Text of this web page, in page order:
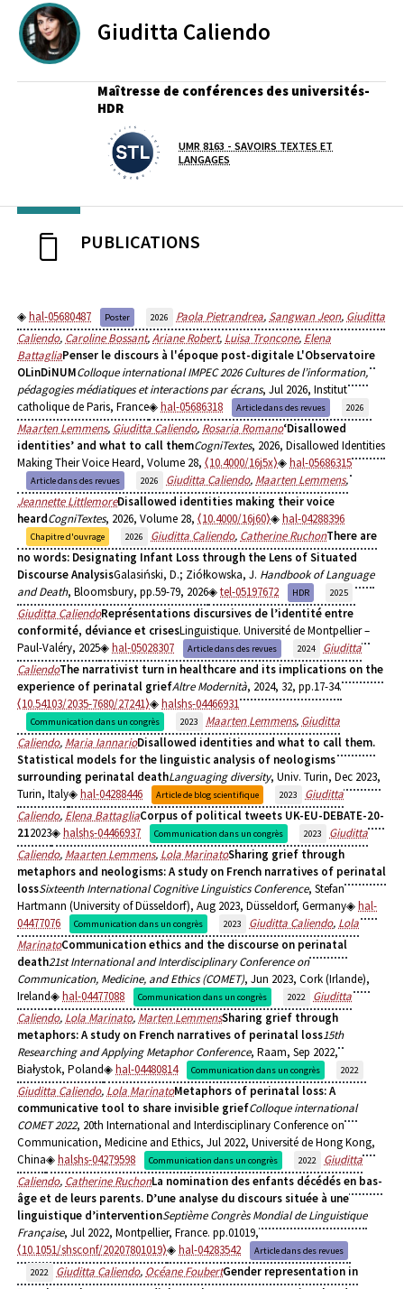
Giuditta Caliendo
Maîtresse de conférences des universités-
HDR
Laboratoire / équipe
UMR 8163 - SAVOIRS TEXTES ET
LANGAGES
PUBLICATIONS
hal-05680487 Poster 2026 Paola Pietrandrea, Sangwan Jeon, Giuditta
Caliendo, Caroline Bossant,Ariane Robert, Luisa Troncone, Elena
BattagliaPenser le discours à l'époque post-digitale L'Observatoire
OLinDiNUMColloque international IMPEC 2026 Cultures de l’information,
pédagogies médiatiques et interactions par écrans, Jul 2026, Institut
catholique de Paris, France
hal-05686318 Article dans des revues 2026
Maarten Lemmens, Giuditta Caliendo, Rosaria Romano‘Disallowed
identities’ and what to call themCogniTextes, 2026, Disallowed Identities
Making Their Voice Heard, Volume 28, ⟨10.4000/16j5x⟩ hal-05686315
Article dans des revues 2026 Giuditta Caliendo, Maarten Lemmens,
Jeannette LittlemoreDisallowed identities making their voice
heardCogniTextes, 2026, Volume 28, ⟨10.4000/16j60⟩ hal-04288396
Chapitre d'ouvrage 2026 Giuditta Caliendo, Catherine RuchonThere are
no words: Designating Infant Loss through the Lens of Situated
Discourse AnalysisGalasiński, D.; Ziółkowska, J. Handbook of Language
and Death, Bloomsbury, pp.59-79, 2026 tel-05197672 HDR 2025
Giuditta CaliendoReprésentations discursives de l’identité entre
conformité, déviance et crisesLinguistique. Université de Montpellier –
Paul-Valéry, 2025
hal-05028307 Article dans des revues 2024
Giuditta
CaliendoThe narrativist turn in healthcare and its implications on the
experience of perinatal griefAltre Modernità, 2024, 32, pp.17-34.
⟨10.54103/2035-7680/27241⟩
halshs-04466931
Communication dans un congrès 2023 Maarten Lemmens, Giuditta
Caliendo, Maria IannarioDisallowed identities and what to call them.
Statistical models for the linguistic analysis of neologisms
surrounding perinatal deathLanguaging diversity, Univ. Turin, Dec 2023,
Turin, Italy
hal-04288446 Article de blog scientifique 2023
Giuditta
Caliendo, Elena BattagliaCorpus of political tweets UK-EU-DEBATE-20-
212023 halshs-04466937 Communication dans un congrès 2023
Giuditta
Caliendo, Maarten Lemmens, Lola MarinatoSharing grief through
metaphors and neologisms: A study on French narratives of perinatal
lossSixteenth International Cognitive Linguistics Conference, Stefan
Hartmann (University of Düsseldorf), Aug 2023, Düsseldorf, Germany
hal-
04477076
Communication dans un congrès 2023 Giuditta Caliendo, Lola
MarinatoCommunication ethics and the discourse on perinatal
death21st International and Interdisciplinary Conference on
Communication, Medicine, and Ethics (COMET), Jun 2023, Cork (Irlande),
Ireland
hal-04477088 Communication dans un congrès 2022
Giuditta
Caliendo, Lola Marinato, Marten LemmensSharing grief through
metaphors: A study on French narratives of perinatal loss15th
Researching and Applying Metaphor Conference, Raam, Sep 2022,
Białystok, Poland
hal-04480814 Communication dans un congrès 2022
Giuditta Caliendo, Lola MarinatoMetaphors of perinatal loss: A
communicative tool to share invisible griefColloque international
COMET 2022, 20th International and Interdisciplinary Conference on
Communication, Medicine and Ethics, Jul 2022, Université de Hong Kong,
China
halshs-04279598 Communication dans un congrès 2022
Giuditta
Caliendo, Catherine RuchonLa nomination des enfants décédés en bas-
âge et de leurs parents. D’une analyse du discours située à une
linguistique d’interventionSeptième Congrès Mondial de Linguistique
Française, Jul 2022, Montpellier, France. pp.01019,
⟨10.1051/shsconf/20207801019⟩
hal-04283542
Article dans des revues
2022
Giuditta Caliendo, Océane FoubertGender representation in